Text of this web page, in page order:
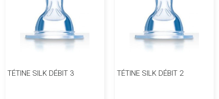
TÉTINE SILK DÉBIT 3 TÉTINE SILK DÉBIT 2